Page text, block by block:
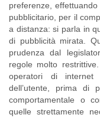
preferenze,
pubblicitario, per il
a distanza: si parla in
di pubblicità mirata.
prudenza dal
regole molto
operatori di internet
dell’utente, prima di
comportamentale o
quelle strettamente